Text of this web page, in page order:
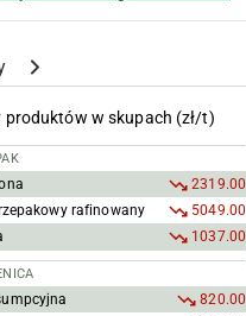
produktów w skupach (zł/t)
2319.00
rafinowany
5049.00
1037.00
820.00